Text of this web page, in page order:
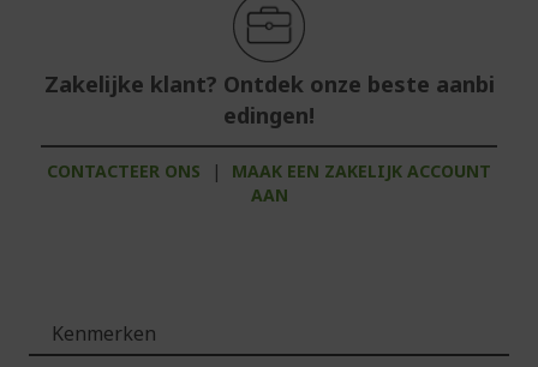
Zakelijke klant? Ontdek onze beste aanbi
edingen!
CONTACTEER ONS |
MAAK EEN ZAKELIJK ACCOUNT
AAN
Kenmerken